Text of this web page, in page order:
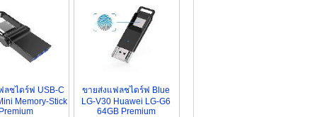
ลชไดร์ฟ USB-C
Memory-Stick
ขายส่งแฟลชไดร์ฟ Blue
LG-V30 Huawei LG-G6
64GB Premium